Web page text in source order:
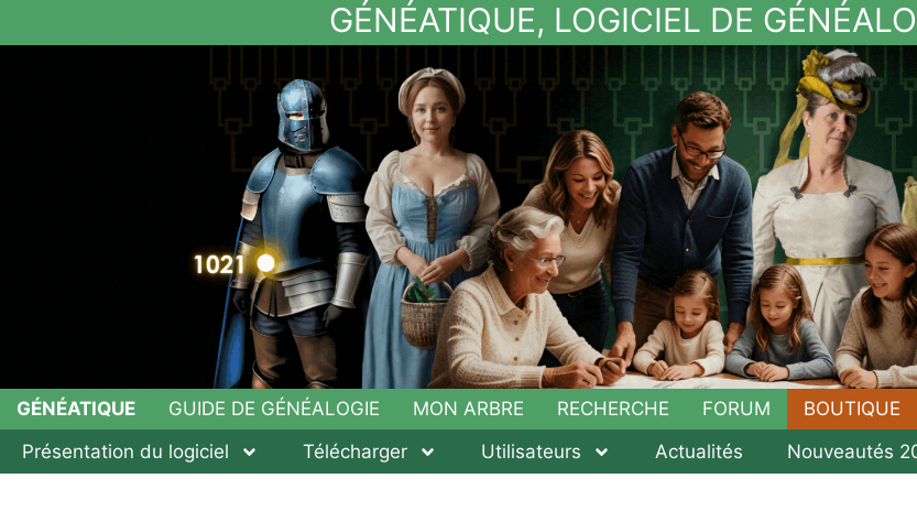
GÉNÉATIQUE, LOGICIEL DE
GÉNÉATIQUE GUIDE DE GÉNÉALOGIE MON ARBRE RECHERCHE FORUM BOUTIQUE
Présentation du logiciel
Télécharger Utilisateurs Actualités Nouveautés